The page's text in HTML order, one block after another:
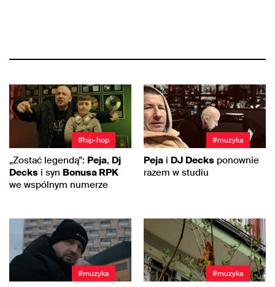
#hip-hop
„Zostać legendą”: Peja, Dj
Decks i syn Bonusa RPK
we wspólnym numerze
#muzyka
Peja i DJ Decks ponownie
razem w studiu
#muzyka #muzyka